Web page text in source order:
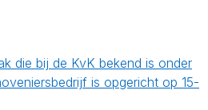
die bij de KvK bekend is onder
is opgericht op 15-